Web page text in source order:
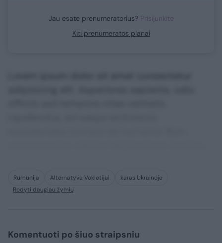
Jau esate prenumeratorius? Prisijunkite
Kiti prenumeratos planai
Rumunija Alternatyva Vokietijai
karas Ukrainoje
Rodyti daugiau žymių
Komentuoti po šiuo straipsniu